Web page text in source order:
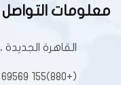
معلومات التواصل
القاهرة
(+880)155 69569 365